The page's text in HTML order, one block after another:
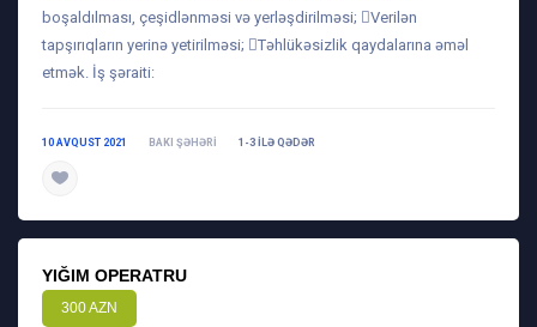
boşaldılması, çeşidlənməsi və yerləşdirilməsi; Verilən
tapşırıqların yerinə yetirilməsi; Təhlükəsizlik qaydalarına əməl
etmək. İş şəraiti:
10 AVQUST 2021 BAKI ŞƏHƏRI 1-3 ILƏ QƏDƏR
YIĞIM OPERATRU
300 AZN